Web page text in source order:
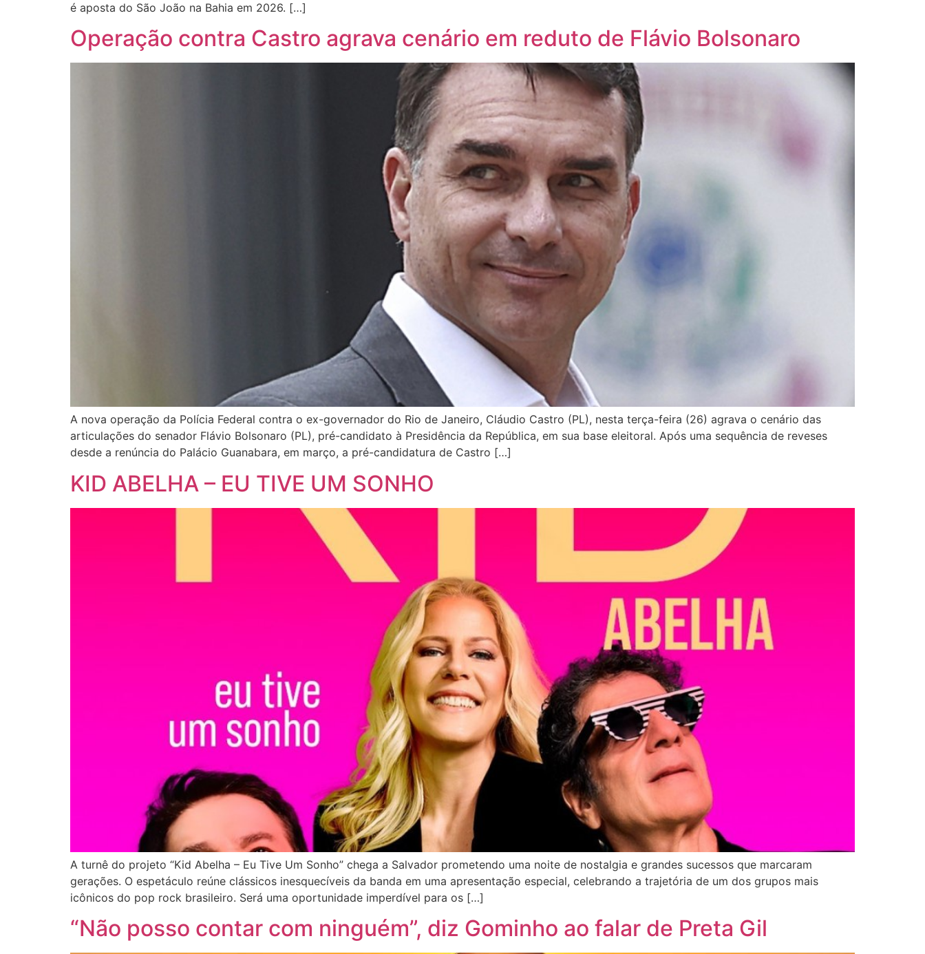
é aposta do São João na Bahia em 2026. […]
Operação contra Castro agrava cenário em reduto de Flávio Bolsonaro
A nova operação da Polícia Federal contra o ex-governador do Rio de Janeiro, Cláudio Castro (PL), nesta terça-feira (26) agrava o cenário das
articulações do senador Flávio Bolsonaro (PL), pré-candidato à Presidência da República, em sua base eleitoral. Após uma sequência de reveses
desde a renúncia do Palácio Guanabara, em março, a pré-candidatura de Castro […]
KID ABELHA – EU TIVE UM SONHO
A turnê do projeto “Kid Abelha – Eu Tive Um Sonho” chega a Salvador prometendo uma noite de nostalgia e grandes sucessos que marcaram
gerações. O espetáculo reúne clássicos inesquecíveis da banda em uma apresentação especial, celebrando a trajetória de um dos grupos mais
icônicos do pop rock brasileiro. Será uma oportunidade imperdível para os […]
“Não posso contar com ninguém”, diz Gominho ao falar de Preta Gil